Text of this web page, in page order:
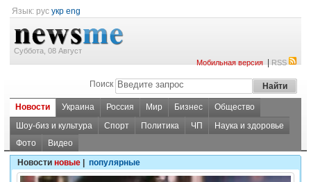
Язык: рус укр eng
Суббота, 08 Август
Мобильная версия|RSS
Поиск
Новости Украина Россия Мир Бизнес
Общество
Шоу-биз и культура
Спорт Политика ЧП
Наука и здоровье
Фото
Видео
Новости новые популярные